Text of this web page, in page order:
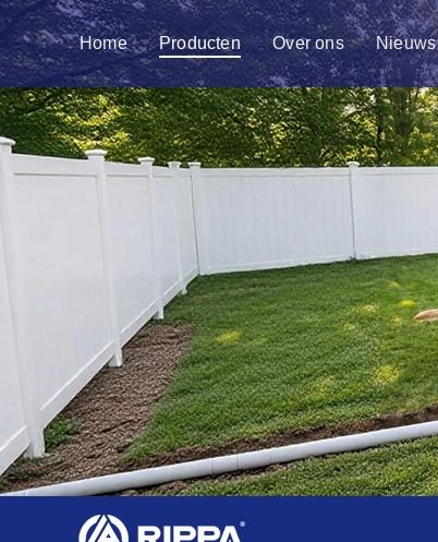
Home Producten Over ons Nieuws